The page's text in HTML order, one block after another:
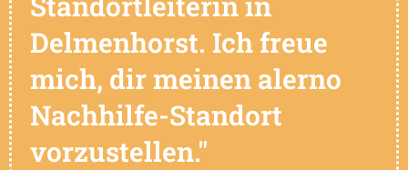
Delmenhorst. Ich freue
mich, dir meinen alerno
Nachhilfe-Standort
vorzustellen."